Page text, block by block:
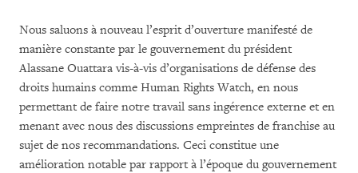
Nous saluons à nouveau l’esprit d’ouverture manifesté de
manière constante par le gouvernement du président
Alassane Ouattara vis-à-vis d’organisations de défense des
droits humains comme Human Rights Watch, en nous
permettant de faire notre travail sans ingérence externe et en
menant avec nous des discussions empreintes de franchise au
sujet de nos recommandations. Ceci constitue une
amélioration notable par rapport à l’époque du gouvernement